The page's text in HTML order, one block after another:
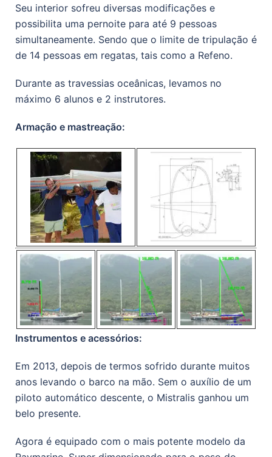
Seu interior sofreu diversas modificações e
possibilita uma pernoite para até 9 pessoas
simultaneamente. Sendo que o limite de tripulação é
de 14 pessoas em regatas, tais como a Refeno.
Durante as travessias oceânicas, levamos no
máximo 6 alunos e 2 instrutores.
Armação e mastreação:
Instrumentos e acessórios:
Em 2013, depois de termos sofrido durante muitos
anos levando o barco na mão. Sem o auxílio de um
piloto automático descente, o Mistralis ganhou um
belo presente.
Agora é equipado com o mais potente modelo da